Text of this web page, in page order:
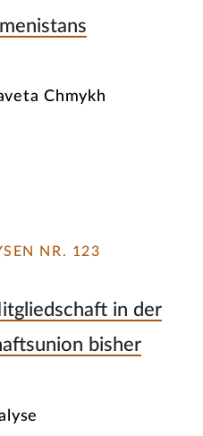
Chmykh
NR. 123
in der
bisher